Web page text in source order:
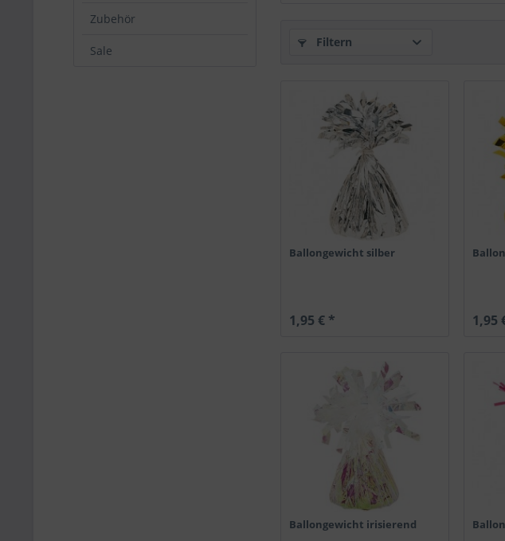
Zubehör
Sale
Filtern
Ballongewicht silber
1,95 € * 1,95
Ballongewicht irisierend